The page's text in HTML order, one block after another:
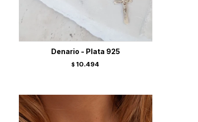
Denario - Plata 925
$ 10.494